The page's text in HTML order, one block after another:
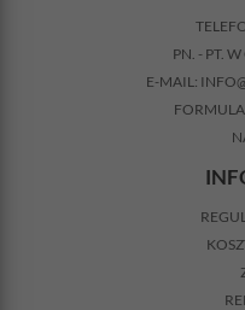
PN. - PT.
E-MAIL: